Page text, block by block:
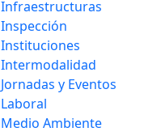
Infraestructuras
Inspección
Instituciones
Intermodalidad
Jornadas y Eventos
Laboral
Medio Ambiente